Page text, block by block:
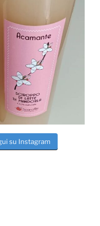
su Instagram